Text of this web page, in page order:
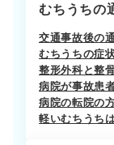
むちうちの
交通事故後の
むちうちの症
整形外科と整
病院が事故患
病院の転院の
軽いむちうち